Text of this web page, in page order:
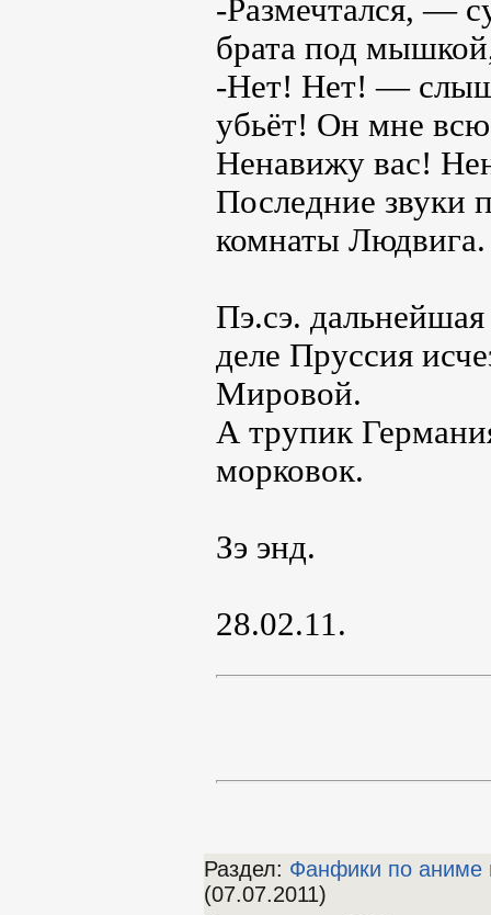
-Размечтался, —
брата под
-Нет! Нет! —
убьёт! Он мне всю
Ненавижу вас!
Последние звуки
комнаты Людвига.
Пэ.сэ.
деле Пруссия
Мировой.
А трупик
морковок.
Зэ энд.
28.02.11.
Раздел: Фанфики по аниме
(07.07.2011)